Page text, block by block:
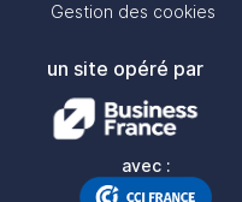
Gestion des cookies
un site opéré par
avec :